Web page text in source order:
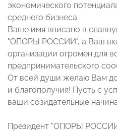
экономического
среднего бизнеса.
Ваше имя вписано в
"ОПОРЫ РОССИИ", а Ваш
организации огромен для
предпринимательского
От всей души желаю Вам
и благополучия! Пусть с
ваши созидательные
Президент "ОПОРЫ